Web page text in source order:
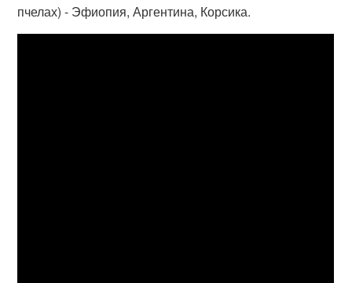
пчелах) - Эфиопия, Аргентина, Корсика.